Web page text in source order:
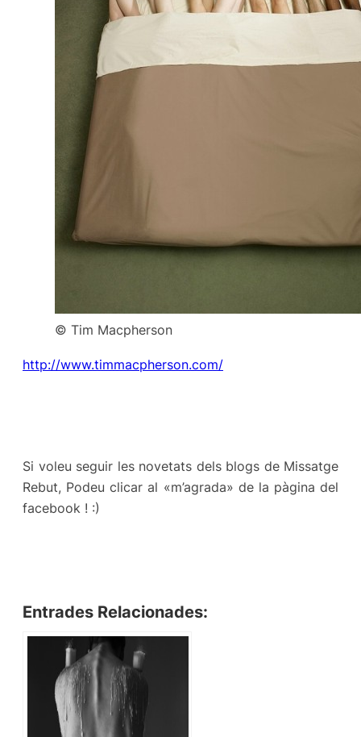
© Tim Macpherson
http://www.timmacpherson.com/
Si voleu seguir les novetats dels blogs de Missatge
Rebut, Podeu clicar al «m’agrada» de la pàgina del
facebook ! :)
Entrades Relacionades: